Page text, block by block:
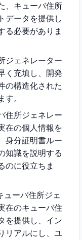
、キューバ住所
データを提供し
る必要がありま
ジェネレーター
く充填し、開発
の構造化された
。
住所ジェネレー
在の個人情報を
身分証明書ルー
知識を説明する
のに役立ちま
ューバ住所ジェ
在のキューバ住
を提供し、イン
リアルにし、ユ